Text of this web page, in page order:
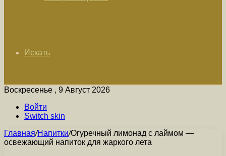
Искать
Воскресенье , 9 Август 2026
Войти
Switch skin
Главная/Напитки/Огуречный лимонад с лаймом —
освежающий напиток для жаркого лета